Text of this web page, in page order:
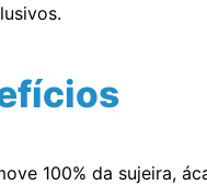
100% da sujeira,